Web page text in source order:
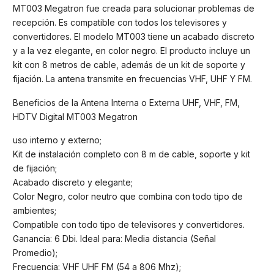
MT003 Megatron fue creada para solucionar problemas de
recepción. Es compatible con todos los televisores y
convertidores. El modelo MT003 tiene un acabado discreto
y a la vez elegante, en color negro. El producto incluye un
kit con 8 metros de cable, además de un kit de soporte y
fijación. La antena transmite en frecuencias VHF, UHF Y FM.
Beneficios de la Antena Interna o Externa UHF, VHF, FM,
HDTV Digital MT003 Megatron
uso interno y externo;
Kit de instalación completo con 8 m de cable, soporte y kit
de fijación;
Acabado discreto y elegante;
Color Negro, color neutro que combina con todo tipo de
ambientes;
Compatible con todo tipo de televisores y convertidores.
Ganancia: 6 Dbi. Ideal para: Media distancia (Señal
Promedio);
Frecuencia: VHF UHF FM (54 a 806 Mhz);